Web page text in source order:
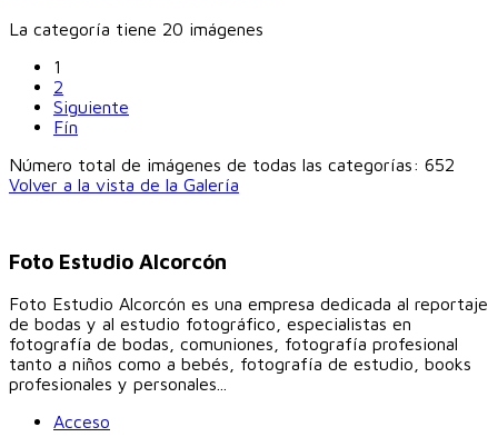
La categoría tiene 20 imágenes
1
2
Siguiente
Fín
Número total de imágenes de todas las categorías: 652
Volver a la vista de la Galería
Foto Estudio Alcorcón
Foto Estudio Alcorcón es una empresa dedicada al reportaje
de bodas y al estudio fotográfico, especialistas en
fotografía de bodas, comuniones, fotografía profesional
tanto a niños como a bebés, fotografía de estudio, books
profesionales y personales...
Acceso